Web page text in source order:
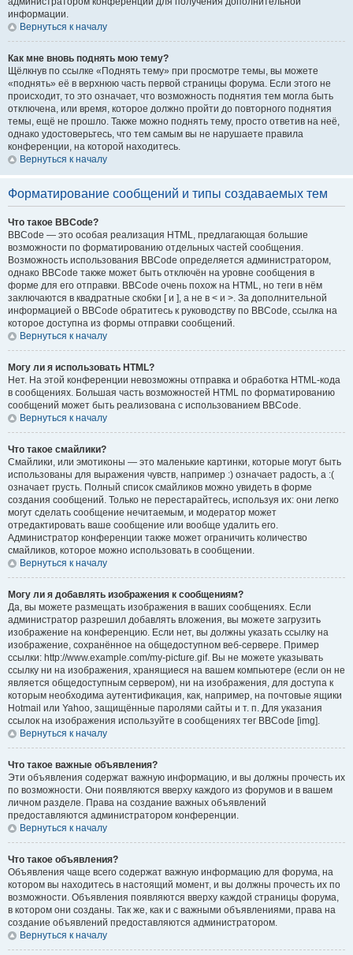
информации.
Вернуться к началу
Как мне вновь поднять мою тему?
Щёлкнув по ссылке «Поднять тему» при просмотре темы, вы можете
«поднять» её в верхнюю часть первой страницы форума. Если этого не
происходит, то это означает, что возможность поднятия тем могла быть
отключена, или время, которое должно пройти до повторного поднятия
темы, ещё не прошло. Также можно поднять тему, просто ответив на неё,
однако удостоверьтесь, что тем самым вы не нарушаете правила
конференции, на которой находитесь.
Вернуться к началу
Форматирование сообщений и типы создаваемых тем
Что такое BBCode?
BBCode — это особая реализация HTML, предлагающая большие
возможности по форматированию отдельных частей сообщения.
Возможность использования BBCode определяется администратором,
однако BBCode также может быть отключён на уровне сообщения в
форме для его отправки. BBCode очень похож на HTML, но теги в нём
заключаются в квадратные скобки [ и ], а не в < и >. За дополнительной
информацией о BBCode обратитесь к руководству по BBCode, ссылка на
которое доступна из формы отправки сообщений.
Вернуться к началу
Могу ли я использовать HTML?
Нет. На этой конференции невозможны отправка и обработка HTML-кода
в сообщениях. Большая часть возможностей HTML по форматированию
сообщений может быть реализована с использованием BBCode.
Вернуться к началу
Что такое смайлики?
Смайлики, или эмотиконы — это маленькие картинки, которые могут быть
использованы для выражения чувств, например :) означает радость, а :(
означает грусть. Полный список смайликов можно увидеть в форме
создания сообщений. Только не перестарайтесь, используя их: они легко
могут сделать сообщение нечитаемым, и модератор может
отредактировать ваше сообщение или вообще удалить его.
Администратор конференции также может ограничить количество
смайликов, которое можно использовать в сообщении.
Вернуться к началу
Могу ли я добавлять изображения к сообщениям?
Да, вы можете размещать изображения в ваших сообщениях. Если
администратор разрешил добавлять вложения, вы можете загрузить
изображение на конференцию. Если нет, вы должны указать ссылку на
изображение, сохранённое на общедоступном веб-сервере. Пример
ссылки: http://www.example.com/my-picture.gif. Вы не можете указывать
ссылку ни на изображения, хранящиеся на вашем компьютере (если он не
является общедоступным сервером), ни на изображения, для доступа к
которым необходима аутентификация, как, например, на почтовые ящики
Hotmail или Yahoo, защищённые паролями сайты и т. п. Для указания
ссылок на изображения используйте в сообщениях тег BBCode [img].
Вернуться к началу
Что такое важные объявления?
Эти объявления содержат важную информацию, и вы должны прочесть их
по возможности. Они появляются вверху каждого из форумов и в вашем
личном разделе. Права на создание важных объявлений
предоставляются администратором конференции.
Вернуться к началу
Что такое объявления?
Объявления чаще всего содержат важную информацию для форума, на
котором вы находитесь в настоящий момент, и вы должны прочесть их по
возможности. Объявления появляются вверху каждой страницы форума,
в котором они созданы. Так же, как и с важными объявлениями, права на
создание объявлений предоставляются администратором.
Вернуться к началу